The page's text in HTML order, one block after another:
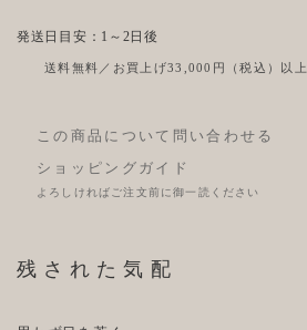
発送日目安：1～2日後
送料無料／お買上げ33,000円（税込）以上
この商品について問い合わせる
ショッピングガイド
よろしければご注文前に御一読ください
残された気配